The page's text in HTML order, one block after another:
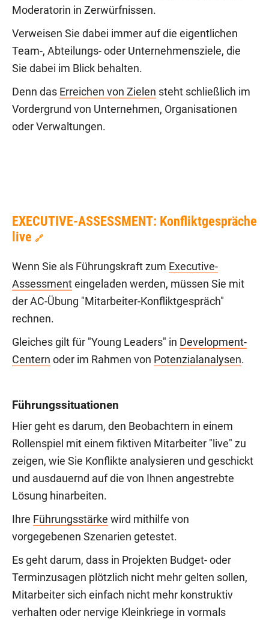
Moderatorin in Zerwürfnissen.
Verweisen Sie dabei immer auf die eigentlichen
Team-, Abteilungs- oder Unternehmensziele, die
Sie dabei im Blick behalten.
Denn das Erreichen von Zielen steht schließlich im
Vordergrund von Unternehmen, Organisationen
oder Verwaltungen.
EXECUTIVE-ASSESSMENT: Konfliktgespräche
live 🔗
Wenn Sie als Führungskraft zum Executive-
Assessment eingeladen werden, müssen Sie mit
der AC-Übung "Mitarbeiter-Konfliktgespräch"
rechnen.
Gleiches gilt für "Young Leaders" in Development-
Centern oder im Rahmen von Potenzialanalysen.
Führungssituationen
Hier geht es darum, den Beobachtern in einem
Rollenspiel mit einem fiktiven Mitarbeiter "live" zu
zeigen, wie Sie Konflikte analysieren und geschickt
und ausdauernd auf die von Ihnen angestrebte
Lösung hinarbeiten.
Ihre Führungsstärke wird mithilfe von
vorgegebenen Szenarien getestet.
Es geht darum, dass in Projekten Budget- oder
Terminzusagen plötzlich nicht mehr gelten sollen,
Mitarbeiter sich einfach nicht mehr konstruktiv
verhalten oder nervige Kleinkriege in vormals